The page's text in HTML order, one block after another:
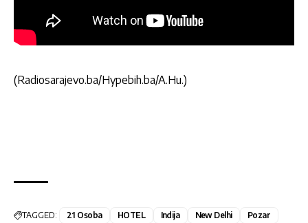
(Radiosarajevo.ba/Hypebih.ba/A.Hu.)
TAGGED: 21 Osoba HOTEL Indija New Delhi
Pozar